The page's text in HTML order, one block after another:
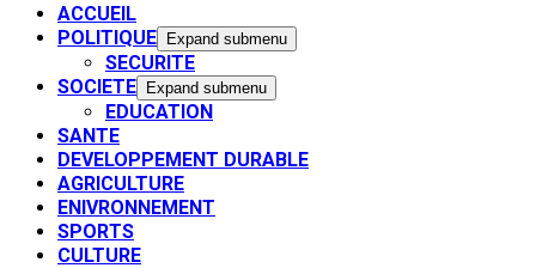
ACCUEIL
POLITIQUE
Expand submenu
SECURITE
SOCIETE
Expand submenu
EDUCATION
SANTE
DEVELOPPEMENT DURABLE
AGRICULTURE
ENIVRONNEMENT
SPORTS
CULTURE